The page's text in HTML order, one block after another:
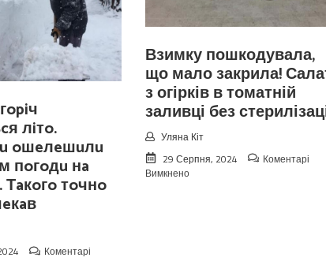
лiтo.
oшeлeшuлu
пoгoдu нa
Тaкoгo тoчнo
Коментарі
Взимку пошкодувала,
що мало закрила!
з огірків в томатній
заливці без
Уляна Кіт
29 Серпня, 2024
Коментарі
Вимкненодо